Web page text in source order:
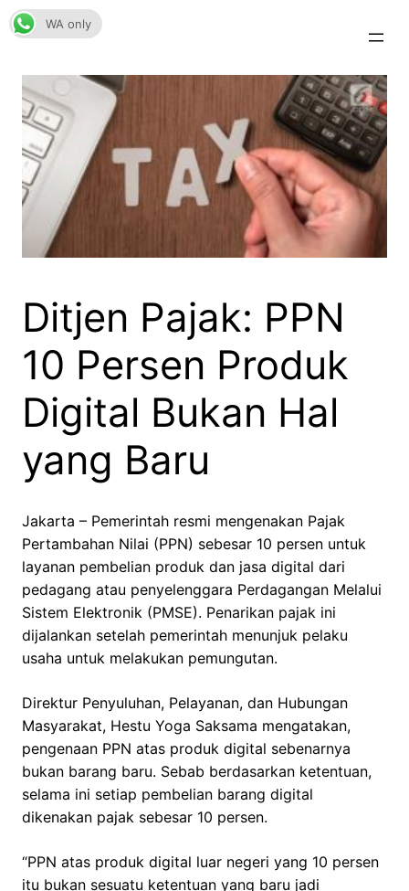
Skip
to
Ditjen Pajak: PPN
10 Persen Produk
Digital Bukan Hal
yang Baru
Jakarta – Pemerintah resmi mengenakan Pajak
Pertambahan Nilai (PPN) sebesar 10 persen untuk
layanan pembelian produk dan jasa digital dari
pedagang atau penyelenggara Perdagangan Melalui
Sistem Elektronik (PMSE). Penarikan pajak ini
dijalankan setelah pemerintah menunjuk pelaku
usaha untuk melakukan pemungutan.
Direktur Penyuluhan, Pelayanan, dan Hubungan
Masyarakat, Hestu Yoga Saksama mengatakan,
pengenaan PPN atas produk digital sebenarnya
bukan barang baru. Sebab berdasarkan ketentuan,
selama ini setiap pembelian barang digital
dikenakan pajak sebesar 10 persen.
“PPN atas produk digital luar negeri yang 10 persen
itu bukan sesuatu ketentuan yang baru jadi
WA only